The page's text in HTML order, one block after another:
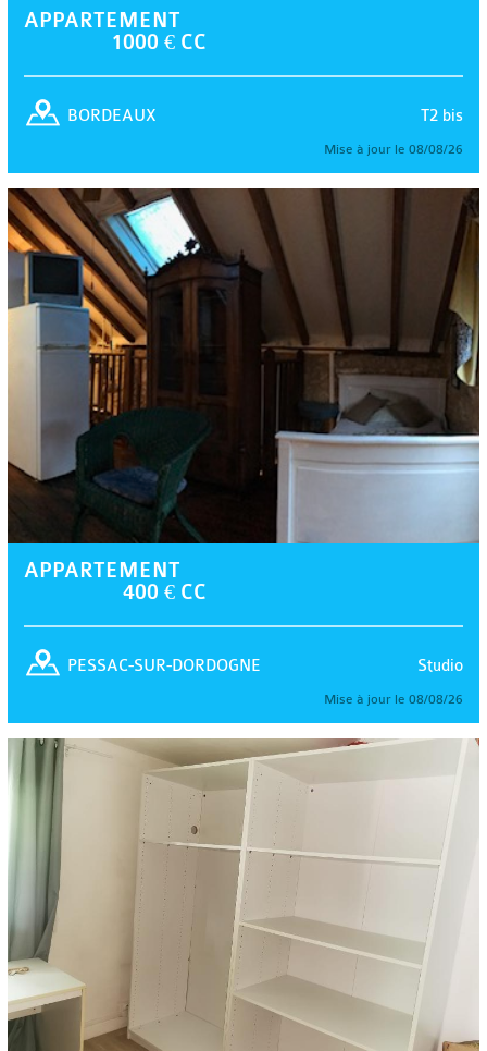
APPARTEMENT
1000 € CC
T2 bis
BORDEAUX
Mise à jour le 08/08/26
APPARTEMENT
400 € CC
Studio
PESSAC-SUR-DORDOGNE
Mise à jour le 08/08/26